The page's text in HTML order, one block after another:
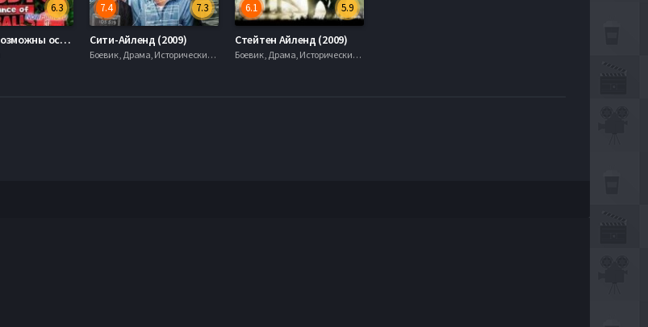
6.3
Облачно, возможны осадки: Месть ГМО (2013)
7.3
7.4
Сити-Айленд (2009)
Боевик , Драма, Исторические, 720hd, mobilen,
5.9
6.1
Стейтен Айленд (2009)
Боевик , Драма, Исторические, 720hd, mobilen,